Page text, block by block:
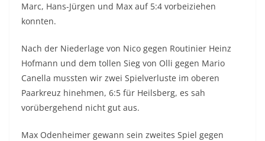
Marc, Hans-Jürgen und Max auf 5:4 vorbeiziehen
konnten.
Nach der Niederlage von Nico gegen Routinier Heinz
Hofmann und dem tollen Sieg von Olli gegen Mario
Canella mussten wir zwei Spielverluste im oberen
Paarkreuz hinehmen, 6:5 für Heilsberg, es sah
vorübergehend nicht gut aus.
Max Odenheimer gewann sein zweites Spiel gegen